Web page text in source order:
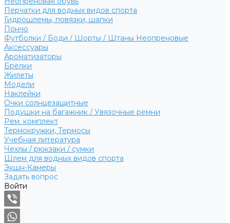
Перчатки для водных видов спорта
Гидрошлемы, повязки, шапки
Пончо
Футболки / Боди / Шорты / Штаны Неопреновые
Аксессуары
Ароматизаторы
Брелки
Жилеты
Модели
Наклейки
Очки солнцезащитные
Подушки на багажник / Увязочные ремни
Рем. комплект
Термокружки, Термосы
Учебная литература
Чехлы / рюкзаки / сумки
Шлем для водных видов спорта
Экшн-Камеры
Задать вопрос
Войти